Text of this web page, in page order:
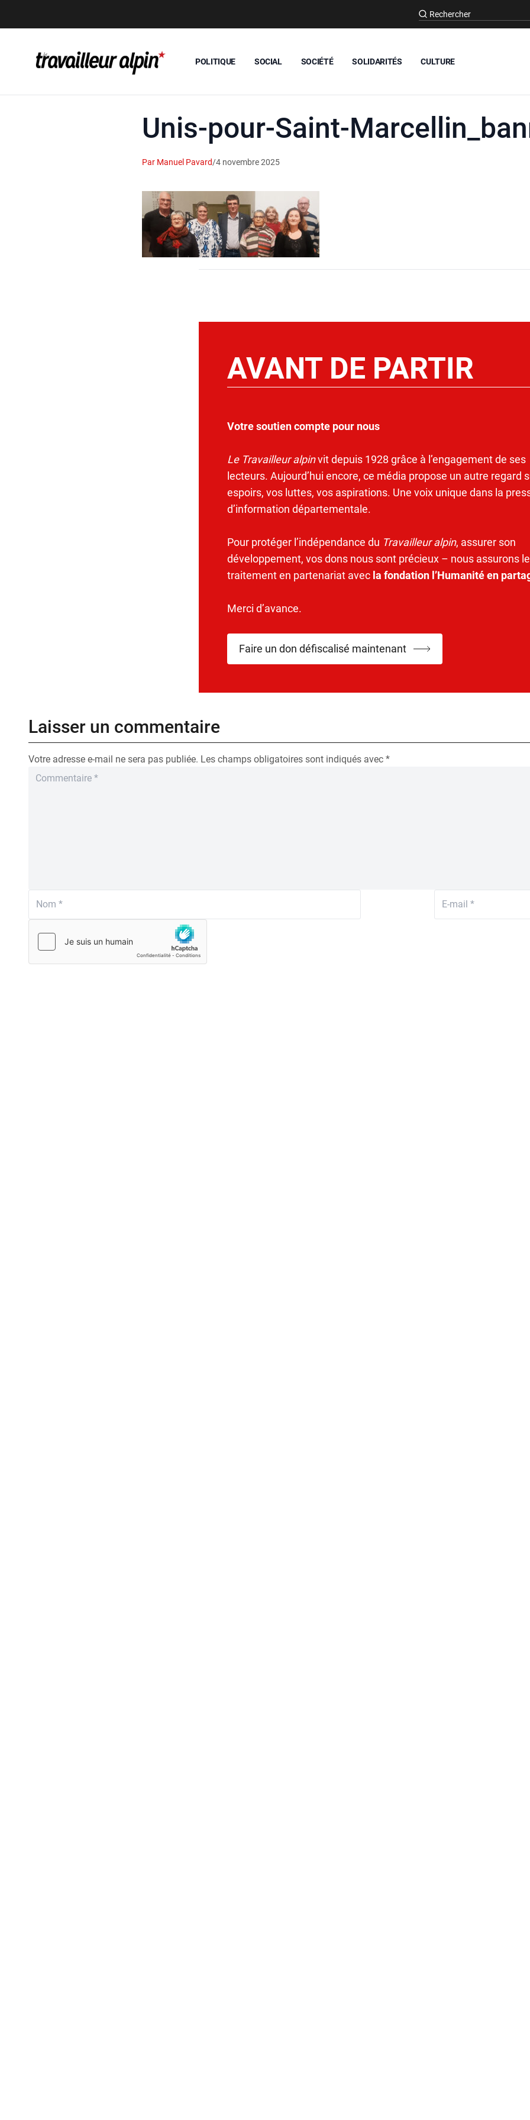
POLITIQUE SOCIAL SOCIÉTÉ SOLIDARITÉS CULTURE
Unis-pour-Saint-
Par Manuel Pavard/4 novembre 2025
AVANT DE PARTIR
Votre soutien compte pour nous
Le Travailleur alpinvit depuis 1928 grâce à l’engagement de ses
lecteurs. Aujourd’hui encore, ce média propose un autre regard
espoirs, vos luttes, vos aspirations. Une voix unique dans la
d’information départementale.
Pour protéger l’indépendance du Travailleur alpin, assurer son
développement, vos dons nous sont précieux – nous assurons
traitement en partenariat avec la fondation l’Humanité en
Merci d’avance.
Faire un don défiscalisé maintenant
Laisser un commentaire
Votre adresse e-mail ne sera pas publiée. Les champs obligatoires sont indiqués avec *